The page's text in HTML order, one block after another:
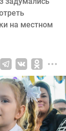
на местном